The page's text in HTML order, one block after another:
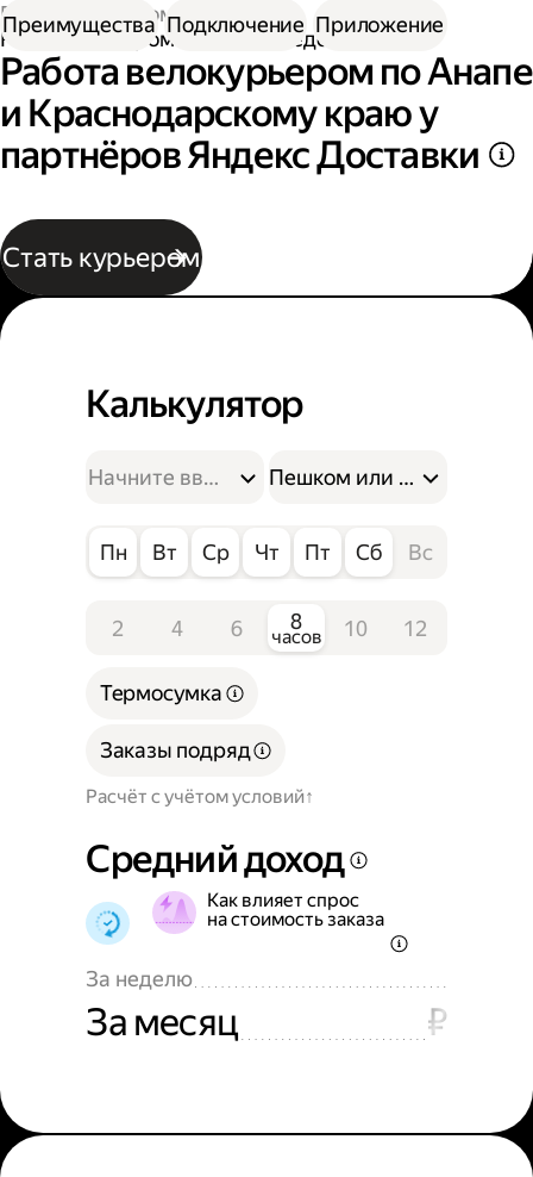
Работа курьером
Работа курьером на велосипеде
Работа велокурьером по Анапе
и Краснодарскому краю у
партнёров Яндекс Доставки
Стать курьером
Преимущества Подключение Приложение
Калькулятор
Пешком или на
Пн Вт Ср Чт Пт Сб Вс
2 4 6 8
часов 10 12
Расчёт с учётом условий
Термосумка
Заказы подряд
Средний доход
Как влияет спрос
на стоимость заказа
За неделю
За месяц ₽